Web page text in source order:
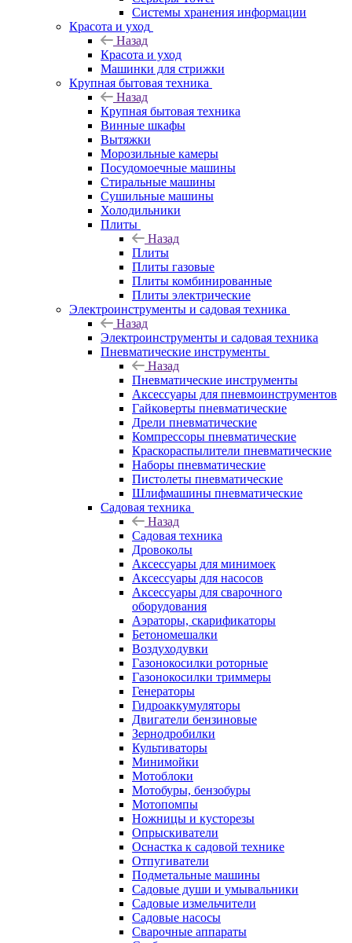
Системы хранения информации
Красота и уход
Назад
Красота и уход
Машинки для стрижки
Крупная бытовая техника
Назад
Крупная бытовая техника
Винные шкафы
Вытяжки
Морозильные камеры
Посудомоечные машины
Стиральные машины
Сушильные машины
Холодильники
Плиты
Назад
Плиты
Плиты газовые
Плиты комбинированные
Плиты электрические
Электроинструменты и садовая техника
Назад
Электроинструменты и садовая техника
Пневматические инструменты
Назад
Пневматические инструменты
Аксессуары для пневмоинструментов
Гайковерты пневматические
Дрели пневматические
Компрессоры пневматические
Краскораспылители пневматические
Наборы пневматические
Пистолеты пневматические
Шлифмашины пневматические
Садовая техника
Назад
Садовая техника
Дровоколы
Аксессуары для минимоек
Аксессуары для насосов
Аксессуары для сварочного
оборудования
Аэраторы, скарификаторы
Бетономешалки
Воздуходувки
Газонокосилки роторные
Газонокосилки триммеры
Генераторы
Гидроаккумуляторы
Двигатели бензиновые
Зернодробилки
Культиваторы
Минимойки
Мотоблоки
Мотобуры, бензобуры
Мотопомпы
Ножницы и кусторезы
Опрыскиватели
Оснастка к садовой технике
Отпугиватели
Подметальные машины
Садовые души и умывальники
Садовые измельчители
Садовые насосы
Сварочные аппараты